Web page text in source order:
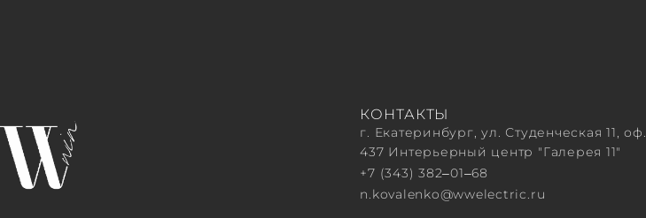
КОНТАКТЫ
г. Екатеринбург, ул. Студенческая 11, оф.
437 Интерьерный центр "Галерея 11"
+7 (343) 382‒01‒68
n.kovalenko@wwelectric.ru